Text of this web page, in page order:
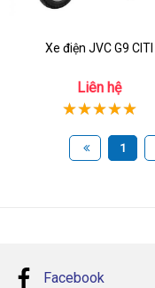
Xe điện JVC G9 CITI
Liên hệ
1
Facebook